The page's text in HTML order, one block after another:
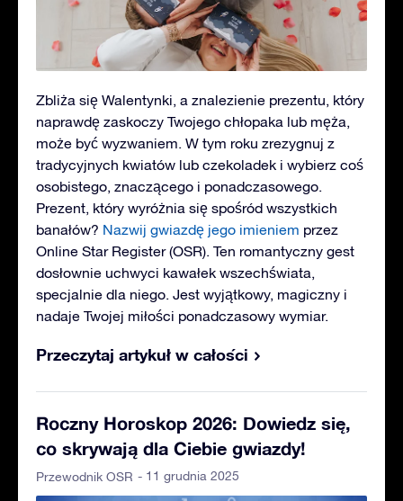
Zbliża się Walentynki, a znalezienie prezentu, który
naprawdę zaskoczy Twojego chłopaka lub męża,
może być wyzwaniem. W tym roku zrezygnuj z
tradycyjnych kwiatów lub czekoladek i wybierz coś
osobistego, znaczącego i ponadczasowego.
Prezent, który wyróżnia się spośród wszystkich
banałów? Nazwij gwiazdę jego imieniem przez
Online Star Register (OSR). Ten romantyczny gest
dosłownie uchwyci kawałek wszechświata,
specjalnie dla niego. Jest wyjątkowy, magiczny i
nadaje Twojej miłości ponadczasowy wymiar.
Przeczytaj artykuł w całości
Roczny Horoskop 2026: Dowiedz się,
co skrywają dla Ciebie gwiazdy!
Przewodnik OSR - 11 grudnia 2025